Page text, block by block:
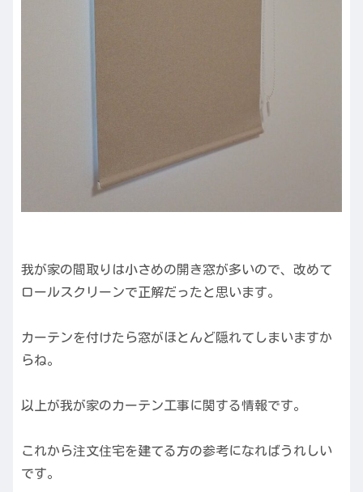
我が家の間取りは小さめの開き窓が多いので、改めて
ロールスクリーンで正解だったと思います。
カーテンを付けたら窓がほとんど隠れてしまいますか
らね。
以上が我が家のカーテン工事に関する情報です。
これから注文住宅を建てる方の参考になればうれしい
です。